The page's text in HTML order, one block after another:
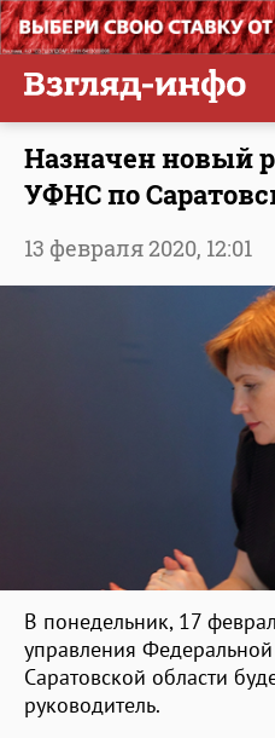
Назначен новый
УФНС по
13 февраля 2020, 12:01
В понедельник, 17
управления
Саратовской области
руководитель.